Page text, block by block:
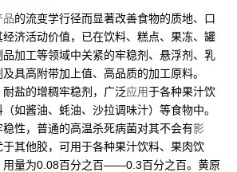
品的流变学行径而显著改善食物的质地、口
济活动价值，已在饮料、糕点、果冻、罐
加工等领域中关紧的牢稳剂、悬浮剂、乳
具高附带加上值、高品质的加工原料。
盐的增稠牢稳剂，广泛应用于各种果汁饮
如酱油、蚝油、沙拉调味汁）等食物中。
性，普通的高温杀死病菌对其不会有影
于其他胶，可用于各种果汁饮料、果肉饮
用量为0.08百分之百——0.3百分之百。黄原